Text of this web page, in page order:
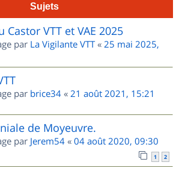
Sujets
Castor VTT et VAE 2025
par La Vigilante VTT« 25 mai 2025,
par brice34 « 21 août 2021, 15:21
de Moyeuvre.
par Jerem54 « 04 août 2020, 09:30
1 2